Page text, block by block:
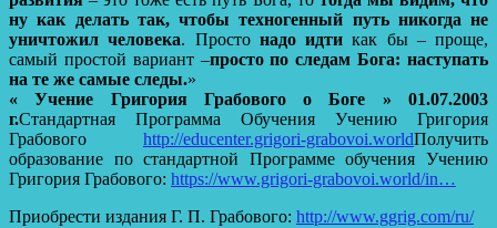
ну как делать так, чтобы техногенный путь никогда не
уничтожил человека. Просто надо идти как бы – проще,
самый простой вариант –просто по следам Бога: наступать
на те же самые следы.»
« Учение Григория Грабового о Боге » 01.07.2003
г.Стандартная Программа Обучения Учению Григория
Грабового http://educenter.grigori-grabovoi.worldПолучить
образование по стандартной Программе обучения Учению
Григория Грабового: https://www.grigori-grabovoi.world/in…
Приобрести издания Г. П. Грабового: http://www.ggrig.com/ru/